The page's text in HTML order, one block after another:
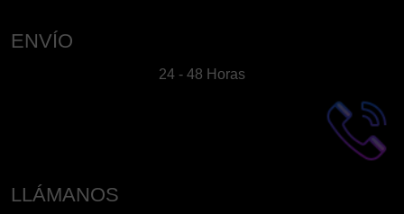
ENVÍO
24 - 48 Horas
LLÁMANOS